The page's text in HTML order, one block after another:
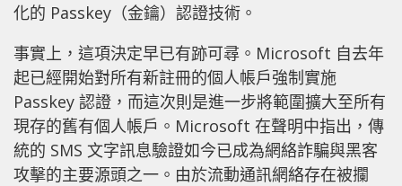
化的 Passkey（金鑰）認證技術。
事實上，這項決定早已有跡可尋。Microsoft 自去年
起已經開始對所有新註冊的個人帳戶強制實施
Passkey 認證，而這次則是進一步將範圍擴大至所有
現存的舊有個人帳戶。Microsoft 在聲明中指出，傳
統的 SMS 文字訊息驗證如今已成為網絡詐騙與黑客
攻擊的主要源頭之一。由於流動通訊網絡存在被攔